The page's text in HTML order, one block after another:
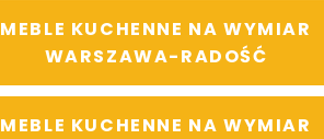
MEBLE KUCHENNE NA WYMIAR
WARSZAWA-RADOŚĆ
MEBLE KUCHENNE NA WYMIAR